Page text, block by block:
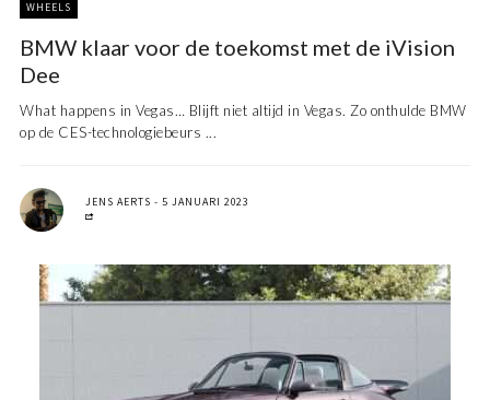
WHEELS
BMW klaar voor de toekomst met de iVision
Dee
What happens in Vegas… Blijft niet altijd in Vegas. Zo onthulde BMW
op de CES-technologiebeurs ...
JENS AERTS 5 JANUARI 2023